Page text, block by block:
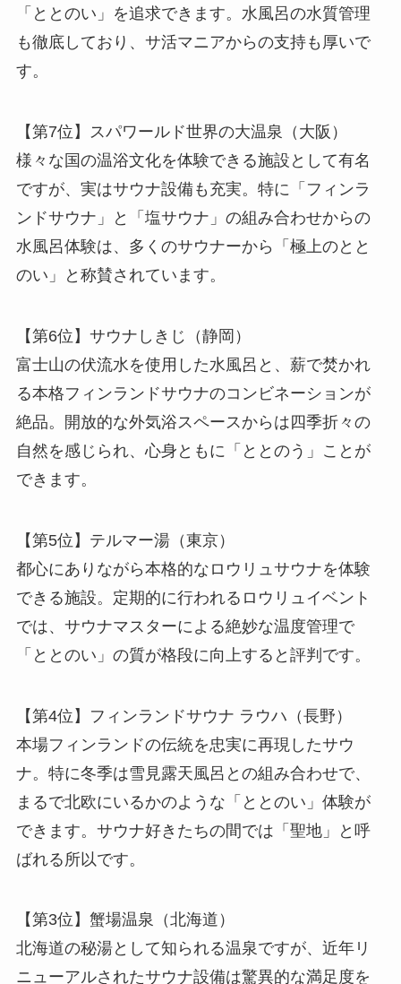
「ととのい」を追求できます。水風呂の水質管理
も徹底しており、サ活マニアからの支持も厚いで
す。
【第7位】スパワールド世界の大温泉（大阪）
様々な国の温浴文化を体験できる施設として有名
ですが、実はサウナ設備も充実。特に「フィンラ
ンドサウナ」と「塩サウナ」の組み合わせからの
水風呂体験は、多くのサウナーから「極上のとと
のい」と称賛されています。
【第6位】サウナしきじ（静岡）
富士山の伏流水を使用した水風呂と、薪で焚かれ
る本格フィンランドサウナのコンビネーションが
絶品。開放的な外気浴スペースからは四季折々の
自然を感じられ、心身ともに「ととのう」ことが
できます。
【第5位】テルマー湯（東京）
都心にありながら本格的なロウリュサウナを体験
できる施設。定期的に行われるロウリュイベント
では、サウナマスターによる絶妙な温度管理で
「ととのい」の質が格段に向上すると評判です。
【第4位】フィンランドサウナ ラウハ（長野）
本場フィンランドの伝統を忠実に再現したサウ
ナ。特に冬季は雪見露天風呂との組み合わせで、
まるで北欧にいるかのような「ととのい」体験が
できます。サウナ好きたちの間では「聖地」と呼
ばれる所以です。
【第3位】蟹場温泉（北海道）
北海道の秘湯として知られる温泉ですが、近年リ
ニューアルされたサウナ設備は驚異的な満足度を